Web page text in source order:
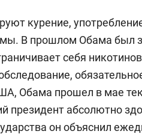
курение,
В прошлом Обама был
себя
Обама прошел в мае
президент абсолютно
он объяснил